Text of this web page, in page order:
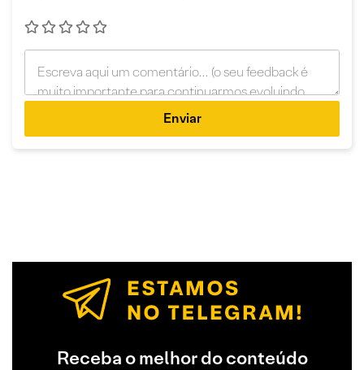
Enviar
Receba o melhor do conteúdo